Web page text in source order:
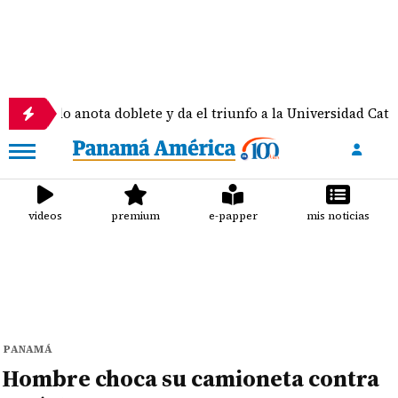
doblete y da el triunfo a la Universidad Católica
videos premium e-papper mis noticias
PANAMÁ
Hombre choca su camioneta contra